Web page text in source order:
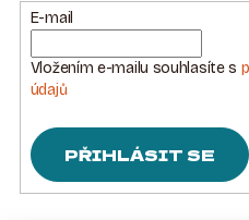
E-mail
Vložením e-mailu souhlasíte s
údajů
PŘIHLÁSIT SE